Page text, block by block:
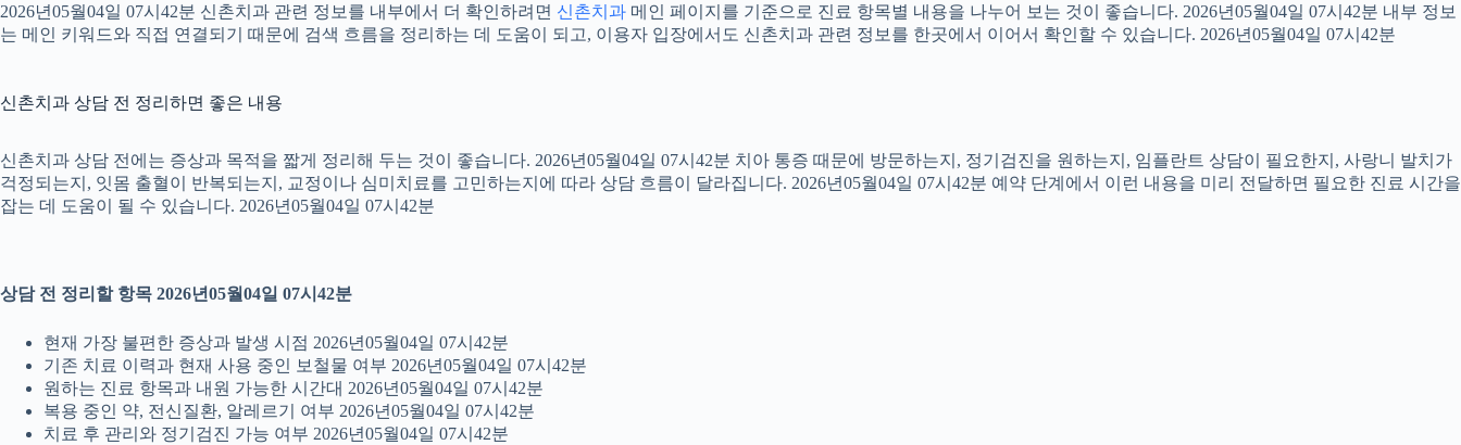
2026년05월04일 07시42분 신촌치과 관련 정보를 내부에서 더 확인하려면 신촌치과 메인 페이지를 기준으로 진료 항목별 내용을 나누어 보는 것이 좋습니다. 2026년05월04일 07시42분 내부 정보
는 메인 키워드와 직접 연결되기 때문에 검색 흐름을 정리하는 데 도움이 되고, 이용자 입장에서도 신촌치과 관련 정보를 한곳에서 이어서 확인할 수 있습니다. 2026년05월04일 07시42분
신촌치과 상담 전 정리하면 좋은 내용
신촌치과 상담 전에는 증상과 목적을 짧게 정리해 두는 것이 좋습니다. 2026년05월04일 07시42분 치아 통증 때문에 방문하는지, 정기검진을 원하는지, 임플란트 상담이 필요한지, 사랑니 발치가
걱정되는지, 잇몸 출혈이 반복되는지, 교정이나 심미치료를 고민하는지에 따라 상담 흐름이 달라집니다. 2026년05월04일 07시42분 예약 단계에서 이런 내용을 미리 전달하면 필요한 진료 시간을
잡는 데 도움이 될 수 있습니다. 2026년05월04일 07시42분
상담 전 정리할 항목 2026년05월04일 07시42분
현재 가장 불편한 증상과 발생 시점 2026년05월04일 07시42분
기존 치료 이력과 현재 사용 중인 보철물 여부 2026년05월04일 07시42분
원하는 진료 항목과 내원 가능한 시간대 2026년05월04일 07시42분
복용 중인 약, 전신질환, 알레르기 여부 2026년05월04일 07시42분
치료 후 관리와 정기검진 가능 여부 2026년05월04일 07시42분